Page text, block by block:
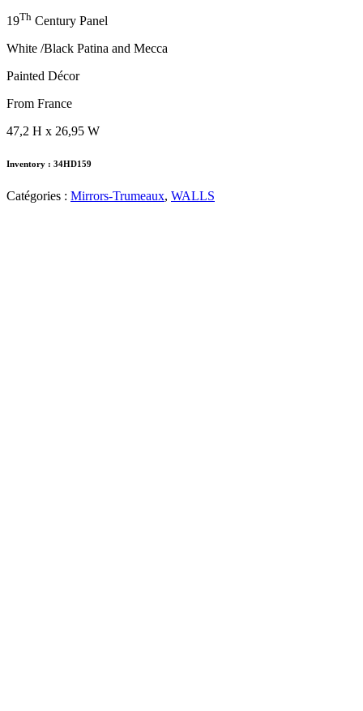
19Th Century Panel
White /Black Patina and Mecca
Painted Décor
From France
47,2 H x 26,95 W
Inventory : 34HD159
Catégories : Mirrors-Trumeaux, WALLS